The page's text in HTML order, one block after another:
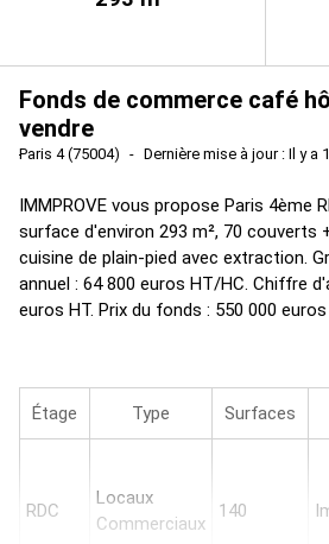
Fonds de commerce café
vendre
Paris 4 (75004) Dernière mise à jour : Il y a
IMMPROVE vous propose Paris 4ème
surface d'environ 293 m², 70 couverts
cuisine de plain-pied avec extraction.
annuel : 64 800 euros HT/HC. Chiffre
euros HT. Prix du fonds : 550 000
Étage Type Surfaces
RDC
Locaux
Commerciaux
140